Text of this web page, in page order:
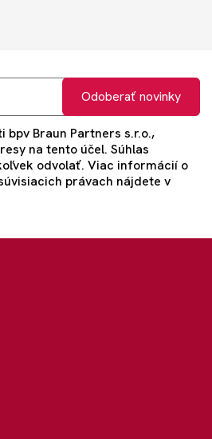
bpv Braun Partners s.r.o.,
na tento účel. Súhlas
odvolať. Viac informácií o
právach nájdete v
Odoberať novinky